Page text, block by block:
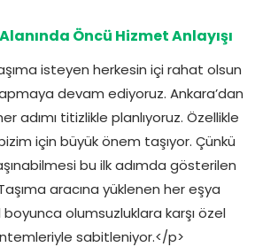
Öncü Hizmet Anlayışı
isteyen herkesin içi rahat olsun
devam ediyoruz. Ankara’dan
adımı titizlikle planlıyoruz. Özellikle
için büyük önem taşıyor. Çünkü
bu ilk adımda gösterilen
aracına yüklenen her eşya
boyunca olumsuzluklara karşı özel
sabitleniyor.</p>